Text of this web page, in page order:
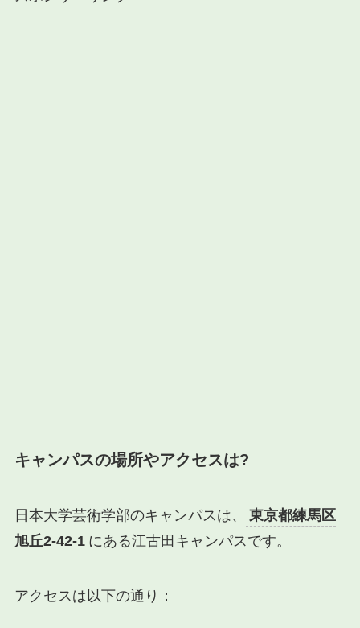
キャンパスの場所やアクセスは?
日本大学芸術学部のキャンパスは、
東京都練馬区
旭丘2-42-1 にある江古田キャンパスです。
アクセスは以下の通り：